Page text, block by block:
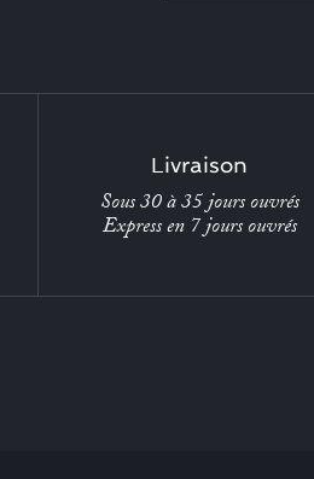
Livraison
Sous 30 à 35 jours ouvrés
Express en 7 jours ouvrés